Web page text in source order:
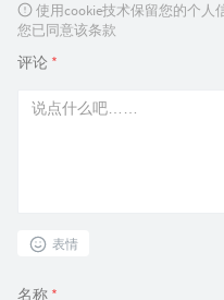
使用cookie技术保留您的个
您已同意该条款
评论 *
表情
名称 *